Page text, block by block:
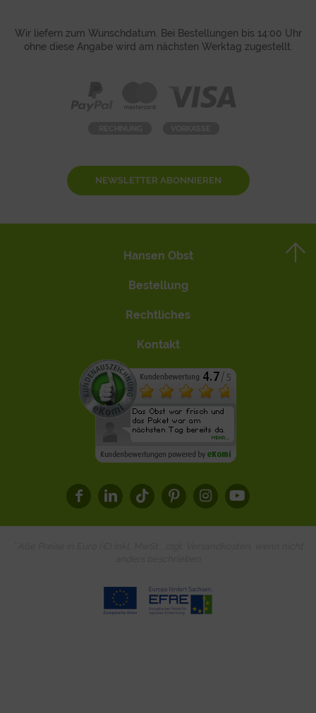
Wir liefern zum Wunschdatum. Bei Bestellungen bis 14:00 Uhr
ohne diese Angabe wird am nächsten Werktag zugestellt.
NEWSLETTER ABONNIEREN
Hansen Obst
Bestellung
Rechtliches
Kontakt